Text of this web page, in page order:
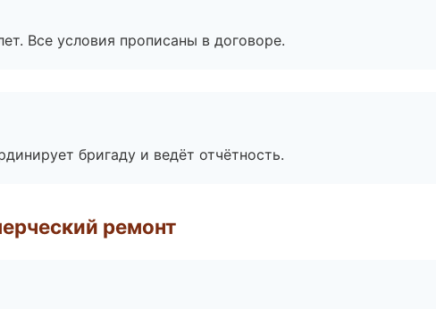
Все условия прописаны в договоре.
бригаду и ведёт отчётность.
ремонт